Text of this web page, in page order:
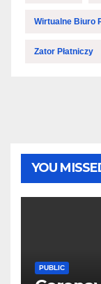
Wirtualne Biuro
Zator Płatniczy
YOU
PUBLIC